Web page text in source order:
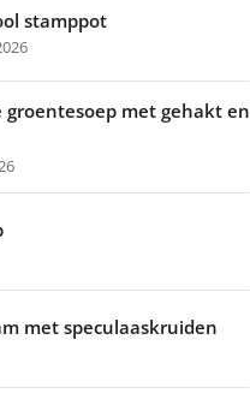
stamppot
groentesoep met gehakt en
met speculaaskruiden